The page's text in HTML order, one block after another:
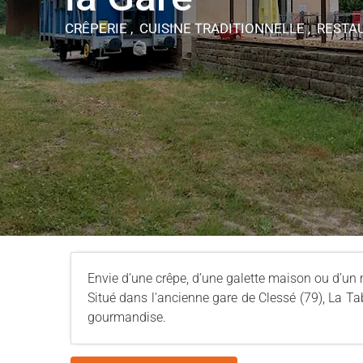
CRÊPERIE , CUISINE TRADITIONNELLE ,
Envie d’une crêpe, d’une galette maison ou
Situé dans l'ancienne gare de Clessé (79), La
gourmandise.